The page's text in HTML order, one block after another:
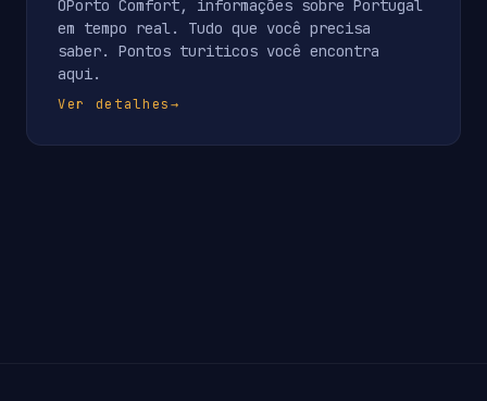
OPorto Comfort, informações sobre Portugal
em tempo real. Tudo que você precisa
saber. Pontos turiticos você encontra
aqui.
Ver detalhes→